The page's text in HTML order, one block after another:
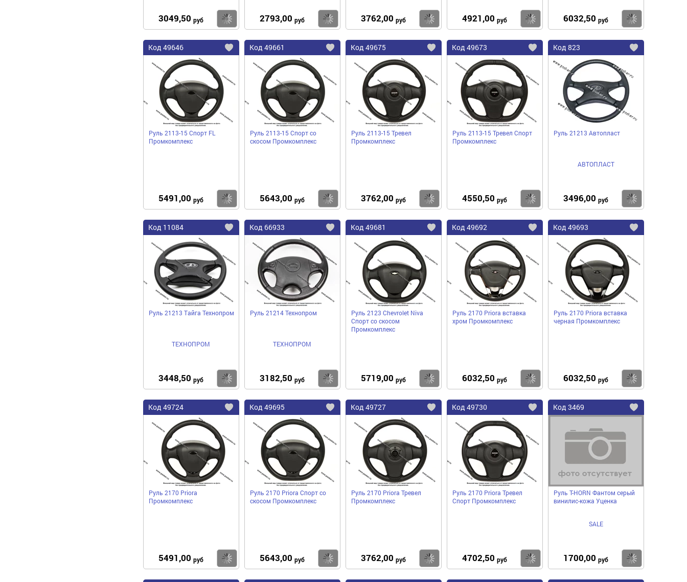
3049,50 руб Купить
2793,00 руб Купить
3762,00 руб Купить
4921,00 руб Купить
6032,50 руб
Код 49646
Добавить
избранное
Руль 2113-15 Спорт FL
Промкомплекс
5491,00 руб Купить
Код 49661
Добавить
избранное
Руль 2113-15 Спорт со
скосом Промкомплекс
5643,00 руб Купить
Код 49675
Добавить
избранное
Руль 2113-15 Тревел
Промкомплекс
3762,00 руб Купить
Код 49673
Добавить
избранное
Руль 2113-15 Тревел Спорт
Промкомплекс
4550,50 руб Купить
Код 823
Руль 21213 Автопласт
АВТОПЛАСТ
3496,00 руб
Код 11084
Добавить
избранное
Руль 21213 Тайга Технопром
ТЕХНОПРОМ
3448,50 руб Купить
Код 66933
Добавить
избранное
Руль 21214 Технопром
ТЕХНОПРОМ
3182,50 руб Купить
Код 49681
Добавить
избранное
Руль 2123 Chevrolet Niva
Спорт со скосом
Промкомплекс
5719,00 руб Купить
Код 49692
Добавить
избранное
Руль 2170 Priora вставка
хром Промкомплекс
6032,50 руб Купить
Код 49693
Руль 2170 Priora вставка
черная Промкомплекс
6032,50 руб
Код 49724
Добавить
избранное
Руль 2170 Priora
Промкомплекс
5491,00 руб Купить
Код 49695
Добавить
избранное
Руль 2170 Priora Спорт со
скосом Промкомплекс
5643,00 руб Купить
Код 49727
Добавить
избранное
Руль 2170 Priora Тревел
Промкомплекс
3762,00 руб Купить
Код 49730
Добавить
избранное
Руль 2170 Priora Тревел
Спорт Промкомплекс
4702,50 руб Купить
Код 3469
Руль T-HORN Фантом серый
винилис-кожа Уценка
SALE
1700,00 руб